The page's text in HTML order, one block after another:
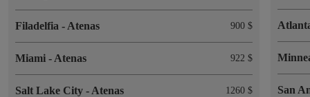
Filadelfia - Atenas 900 $
Miami - Atenas 922 $
Salt Lake City - Atenas 1260 $ San